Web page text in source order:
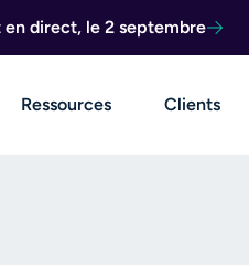
direct, le 2 septembre
Ressources Clients